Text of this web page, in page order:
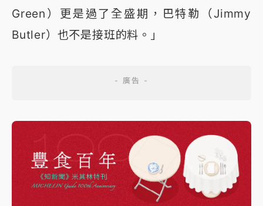
Green）更是過了全盛期，巴特勒（Jimmy
Butler）也不是接班的料。」